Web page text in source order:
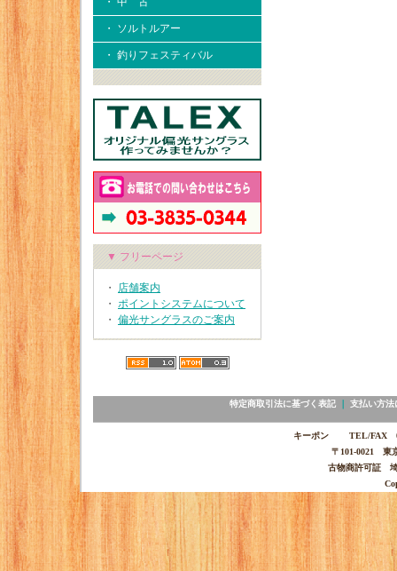
・ ソルトルアー
・ 釣りフェスティバル
▼ フリーページ
・ 店舗案内
・ ポイントシステムについて
・ 偏光サングラスのご案内
特定商取引法に基づく表記｜ 支払い方法
キーポン TEL/FAX
〒101-0021 東
古物商許可証